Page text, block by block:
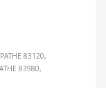
83120
83980